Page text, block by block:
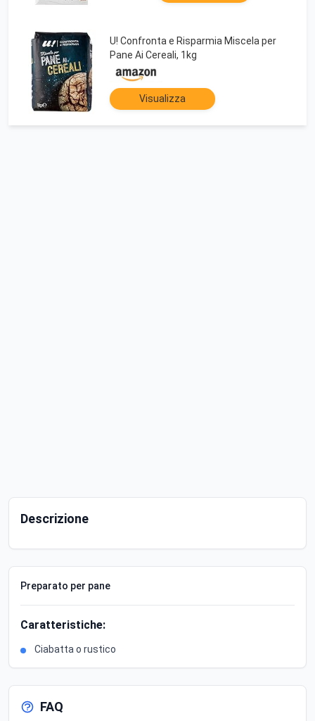
U! Confronta e Risparmia Miscela per
Pane Ai Cereali, 1kg
Visualizza
Descrizione
Preparato per pane
Caratteristiche:
Ciabatta o rustico
FAQ